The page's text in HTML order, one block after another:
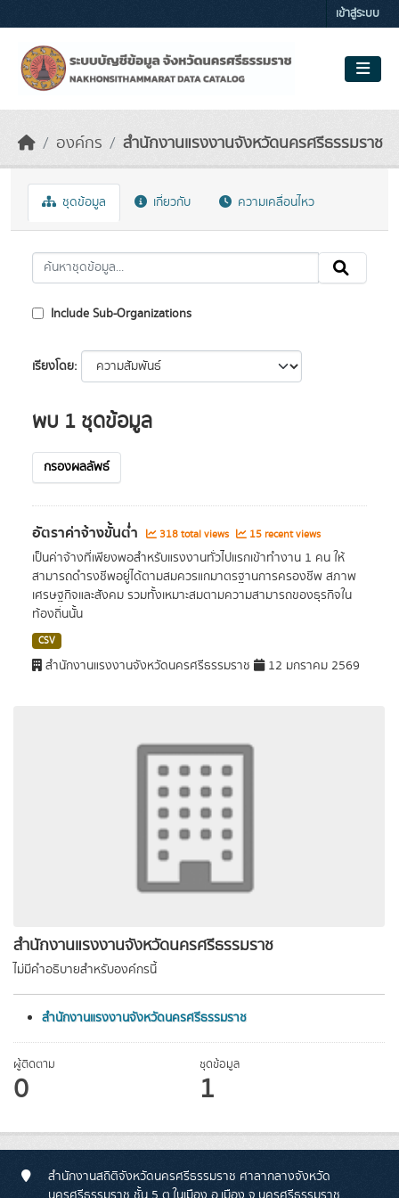
เข้าสู่ระบบ
องค์กร สำนักงานแรงงานจังหวัดนครศรีธรรมราช
สำนักงานแรงงานจังหวัดนครศรีธรรมราช
ไม่มีคำอธิบายสำหรับองค์กรนี้
สำนักงานแรงงานจังหวัดนครศรีธรรมราช
ผู้ติดตาม
0
ชุดข้อมูล
1
ชุดข้อมูล เกี่ยวกับ ความเคลื่อนไหว
Include Sub-Organizations
เรียงโดย
พบ 1 ชุดข้อมูล
กรองผลลัพธ์
อัตราค่าจ้างขั้นต่ำ 318 total views 15 recent views
เป็นค่าจ้างที่เพียงพอสำหรับแรงงานทั่วไปแรกเข้าทำงาน 1 คน ให้
สามารถดำรงชีพอยู่ได้ตามสมควรแกมาตรฐานการครองชีพ สภาพ
เศรษฐกิจและสังคม รวมทั้งเหมาะสมตามความสามารถของธุรกิจใน
ท้องถิ่นนั้น
CSV
สำนักงานแรงงานจังหวัดนครศรีธรรมราช 12 มกราคม 2569
สำนักงานสถิติจังหวัดนครศรีธรรมราช ศาลากลางจังหวัด